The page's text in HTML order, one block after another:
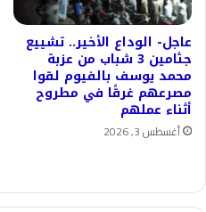
عاجل- الوداع الأخير.. تشييع
جثامين 3 شباب من عزبة
محمد يوسف بالفيوم لقوا
مصرعهم غرقًا في مطروح
أثناء عملهم
أغسطس 3, 2026